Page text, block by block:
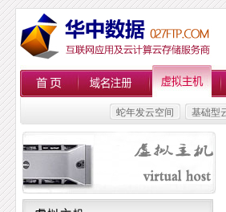
蛇年发云空间 基础型